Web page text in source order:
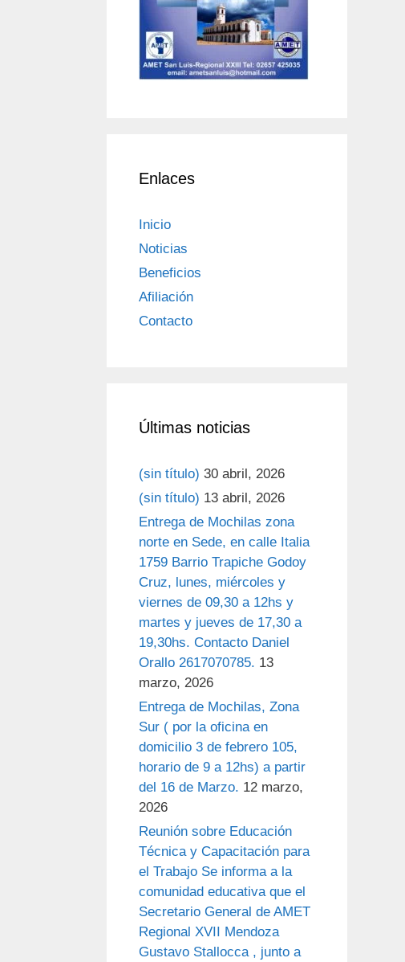
Enlaces
Inicio
Noticias
Beneficios
Afiliación
Contacto
Últimas noticias
(sin título) 30 abril, 2026
(sin título) 13 abril, 2026
Entrega de Mochilas zona
norte en Sede, en calle Italia
1759 Barrio Trapiche Godoy
Cruz, lunes, miércoles y
viernes de 09,30 a 12hs y
martes y jueves de 17,30 a
19,30hs. Contacto Daniel
Orallo 2617070785. 13
marzo, 2026
Entrega de Mochilas, Zona
Sur ( por la oficina en
domicilio 3 de febrero 105,
horario de 9 a 12hs) a partir
del 16 de Marzo. 12 marzo,
2026
Reunión sobre Educación
Técnica y Capacitación para
el Trabajo Se informa a la
comunidad educativa que el
Secretario General de AMET
Regional XVII Mendoza
Gustavo Stallocca , junto a